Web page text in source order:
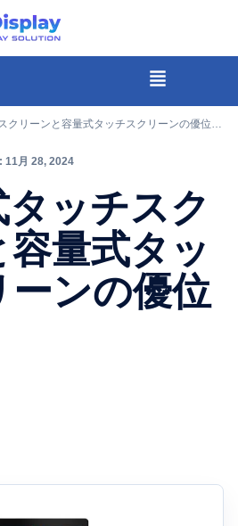
メ
ニ
ュ
ー
抵抗膜式タッチスクリーンと容量式タッチスクリーンの優位性比較
11月 28, 2024
ッチスク
容量式タッ
ーンの優位